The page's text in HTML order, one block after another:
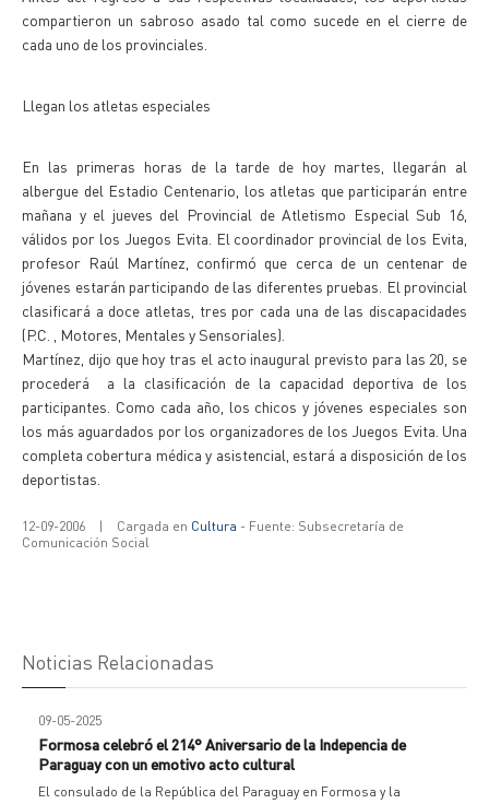
compartieron un sabroso asado tal como sucede en el cierre de
cada uno de los provinciales.
Llegan los atletas especiales
En las primeras horas de la tarde de hoy martes, llegarán al
albergue del Estadio Centenario, los atletas que participarán entre
mañana y el jueves del Provincial de Atletismo Especial Sub 16,
válidos por los Juegos Evita. El coordinador provincial de los Evita,
profesor Raúl Martínez, confirmó que cerca de un centenar de
jóvenes estarán participando de las diferentes pruebas. El provincial
clasificará a doce atletas, tres por cada una de las discapacidades
(P.C. , Motores, Mentales y Sensoriales).
Martínez, dijo que hoy tras el acto inaugural previsto para las 20, se
procederá a la clasificación de la capacidad deportiva de los
participantes. Como cada año, los chicos y jóvenes especiales son
los más aguardados por los organizadores de los Juegos Evita. Una
completa cobertura médica y asistencial, estará a disposición de los
deportistas.
12-09-2006 | Cargada en Cultura - Fuente: Subsecretaría de
Comunicación Social
Noticias Relacionadas
09-05-2025
Formosa celebró el 214° Aniversario de la Indepencia de
Paraguay con un emotivo acto cultural
El consulado de la República del Paraguay en Formosa y la